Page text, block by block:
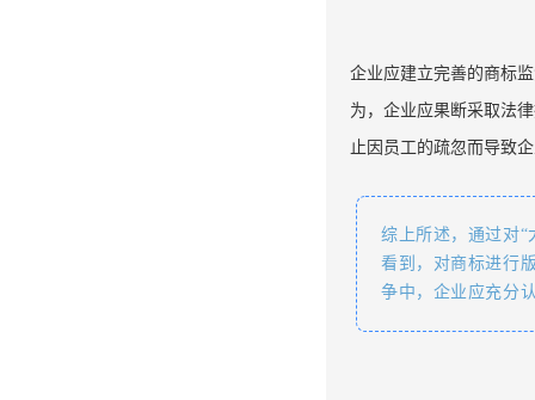
企业应建立完善的商标
为，企业应果断采取法
止因员工的疏忽而导致
综上所述，通过对“
看到，对商标进行
争中，企业应充分